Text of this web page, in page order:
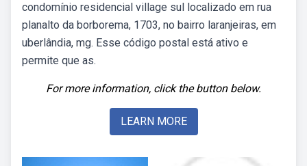
condomínio residencial village sul localizado em rua
planalto da borborema, 1703, no bairro laranjeiras, em
uberlândia, mg. Esse código postal está ativo e
permite que as.
For more information, click the button below.
LEARN MORE